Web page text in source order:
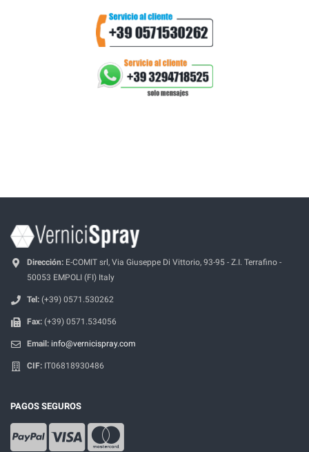
Dirección: E-COMIT srl, Via Giuseppe Di Vittorio, 93-95 - Z.I. Terrafino -
50053 EMPOLI (FI) Italy
Tel: (+39) 0571.530262
Fax: (+39) 0571.534056
Email: info@vernicispray.com
CIF: IT06818930486
PAGOS SEGUROS